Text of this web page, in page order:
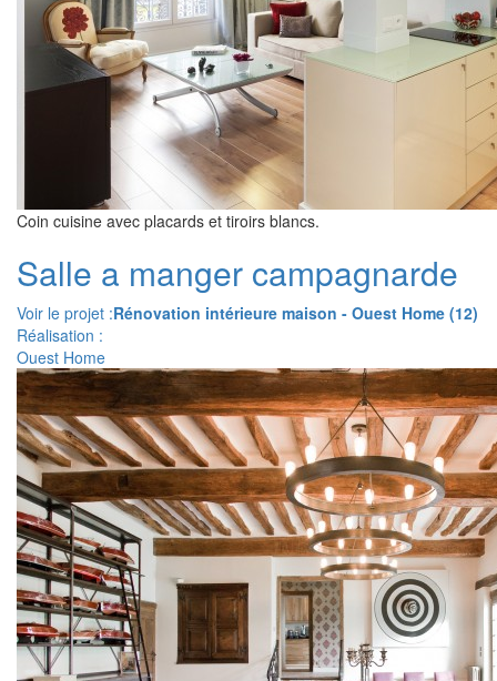
Coin cuisine avec placards et tiroirs blancs.
Salle a manger campagnarde
Voir le projet :Rénovation intérieure maison - Ouest Home (12)
Réalisation :
Ouest Home